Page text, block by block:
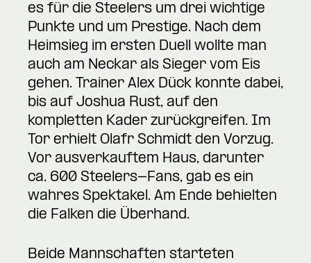
es für die Steelers um drei wichtige
Punkte und um Prestige. Nach dem
Heimsieg im ersten Duell wollte man
auch am Neckar als Sieger vom Eis
gehen. Trainer Alex Dück konnte dabei,
bis auf Joshua Rust, auf den
kompletten Kader zurückgreifen. Im
Tor erhielt Olafr Schmidt den Vorzug.
Vor ausverkauftem Haus, darunter
ca. 600 Steelers-Fans, gab es ein
wahres Spektakel. Am Ende behielten
die Falken die Überhand.
Beide Mannschaften starteten